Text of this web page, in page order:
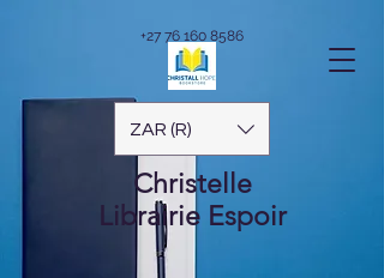
ZAR (R)
Christelle
Librairie Espoir
+27 76 160 8586